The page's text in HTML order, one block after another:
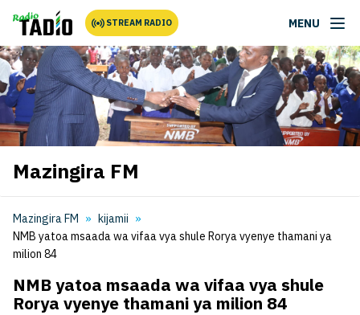
STREAM RADIO MENU
Mazingira FM
Mazingira FM
kijamii
NMB yatoa msaada wa vifaa vya shule Rorya vyenye thamani ya
milion 84
NMB yatoa msaada wa vifaa vya shule
Rorya vyenye thamani ya milion 84